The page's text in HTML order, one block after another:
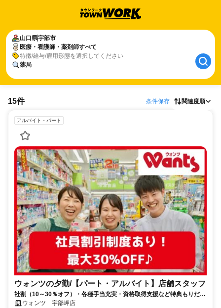
山口県宇部市
医療・看護師・薬剤師すべて
特徴/給与/雇用形態を選択してください
薬局
15件 条件保存 関連度順
アルバイト・パート
ウォンツの夕勤/【パート・アルバイト】店舗スタッフ
社割（10～30％オフ）・各種手当充実・資格取得支援など特典もりだく
さん！未経験スタートがほとんど♪
ウォンツ 宇部岬店